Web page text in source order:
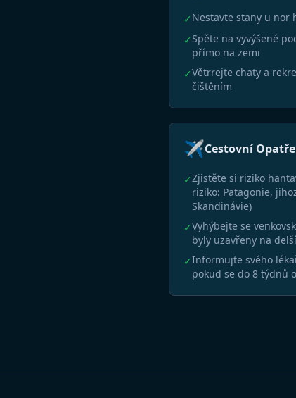
✓ Nestavte stany u nor
✓ Spěte na vyvýšené
přímo na zemi
✓Větrrejte chaty a
čištěním
✈️Cestovní
✓Zjistěte si riziko
riziko: Patagonie,
Skandinávie)
✓Vyhýbejte se
byly uzavřeny na
✓Informujte svého
pokud se do 8 týdnů